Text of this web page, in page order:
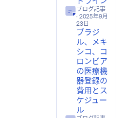
ブログ記事
· 2025年9月
23日
ブラジ
ル、メキ
シコ、コ
ロンビア
の医療機
器登録の
費用とス
ケジュー
ル